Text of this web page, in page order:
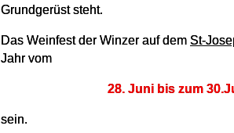
Grundgerüst steht.
Das Weinfest der Winzer auf dem St-
Jahr vom
28. Juni bis zum
sein.